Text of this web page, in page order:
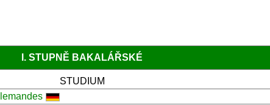
I. STUPNĚ BAKALÁŘSKÉ
STUDIUM